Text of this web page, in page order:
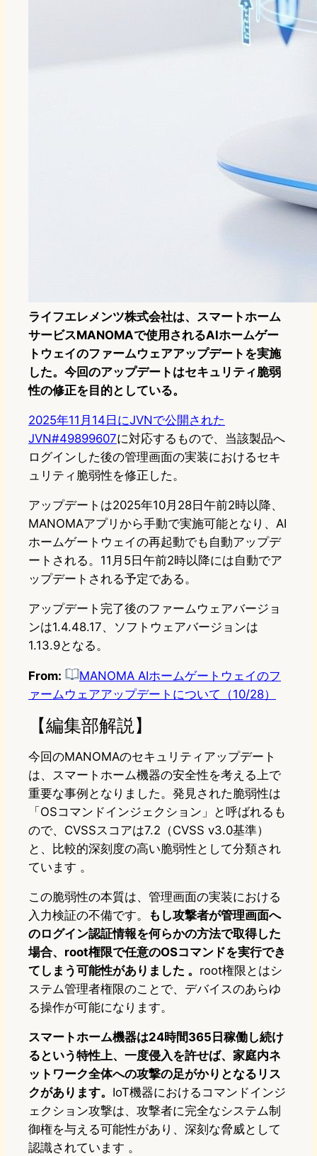
ライフエレメンツ株式会社は、スマートホーム
サービスMANOMAで使用されるAIホームゲー
トウェイのファームウェアアップデートを実施
した。今回のアップデートはセキュリティ脆弱
性の修正を目的としている。
2025年11月14日にJVNで公開された
JVN#49899607に対応するもので、当該製品へ
ログインした後の管理画面の実装におけるセキ
ュリティ脆弱性を修正した。
アップデートは2025年10月28日午前2時以降、
MANOMAアプリから手動で実施可能となり、AI
ホームゲートウェイの再起動でも自動アップデ
ートされる。11月5日午前2時以降には自動でア
ップデートされる予定である。
アップデート完了後のファームウェアバージョ
ンは1.4.48.17、ソフトウェアバージョンは
1.13.9となる。
From:
MANOMA AIホームゲートウェイのフ
ァームウェアアップデートについて（10/28）
【編集部解説】
今回のMANOMAのセキュリティアップデート
は、スマートホーム機器の安全性を考える上で
重要な事例となりました。発見された脆弱性は
「OSコマンドインジェクション」と呼ばれるも
ので、CVSSスコアは7.2（CVSS v3.0基準）
と、比較的深刻度の高い脆弱性として分類され
ています 。​
この脆弱性の本質は、管理画面の実装における
入力検証の不備です。
もし攻撃者が管理画面へ
のログイン認証情報を何らかの方法で取得した
場合、root権限で任意のOSコマンドを実行でき
てしまう可能性がありました 。 root権限とはシ
ステム管理者権限のことで、デバイスのあらゆ
る操作が可能になります。​
スマートホーム機器は24時間365日稼働し続け
るという特性上、一度侵入を許せば、家庭内ネ
ットワーク全体への攻撃の足がかりとなるリス
クがあります。 IoT機器におけるコマンドインジ
ェクション攻撃は、攻撃者に完全なシステム制
御権を与える可能性があり、深刻な脅威として
認識されています 。​